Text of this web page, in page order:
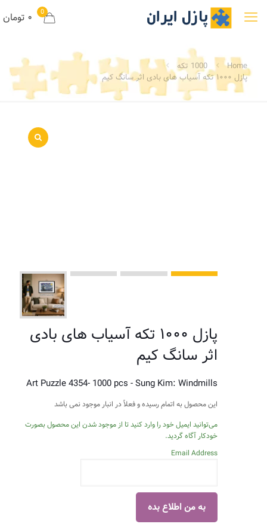
0 ۰ تومان
Home
1000 تکه
پازل ۱۰۰۰ تکه آسیاب های بادی اثر سانگ کیم
پازل ۱۰۰۰ تکه آسیاب های بادی
اثر سانگ کیم
Art Puzzle 4354- 1000 pcs - Sung Kim: Windmills
این محصول به اتمام رسیده و فعلاً در انبار موجود نمی باشد
می‌توانید ایمیل خود را وارد کنید تا از موجود شدن این محصول بصورت
خودکار آگاه گردید.
Email Address